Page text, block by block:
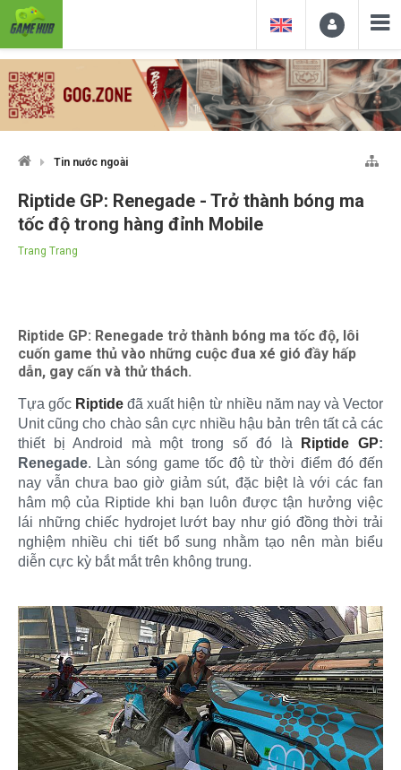
Tin nước ngoài
Riptide GP: Renegade - Trở thành bóng ma
tốc độ trong hàng đỉnh Mobile
Trang Trang
Riptide GP: Renegade trở thành bóng ma tốc độ, lôi
cuốn game thủ vào những cuộc đua xé gió đầy hấp
dẫn, gay cấn và thử thách.
Tựa gốc Riptide đã xuất hiện từ nhiều năm nay và Vector
Unit cũng cho chào sân cực nhiều hậu bản trên tất cả các
thiết bị Android mà một trong số đó là
Riptide GP:
Renegade. Làn sóng game tốc độ từ thời điểm đó đến
nay vẫn chưa bao giờ giảm sút, đặc biệt là với các fan
hâm mộ của Riptide khi bạn luôn được tận hưởng việc
lái những chiếc hydrojet lướt bay như gió đồng thời trải
nghiệm nhiều chi tiết bổ sung nhằm tạo nên màn biểu
diễn cực kỳ bắt mắt trên không trung.